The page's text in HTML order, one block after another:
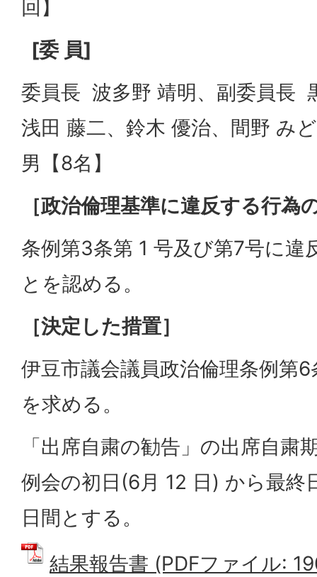
回】
[委 員]
委員長 波多野 靖明、副委員長
浅田 藤二、鈴木 優治、間野 み
男【8名】
［政治倫理基準に違反する行為
条例第3条第 1 号及び第7号に違
とを認める。
［決定した措置］
伊豆市議会議員政治倫理条例第
を求める。
「出席自粛の勧告」の出席自粛
例会の初日(6月 12 日) から最終
日間とする。
結果報告書 (PDFファイル: